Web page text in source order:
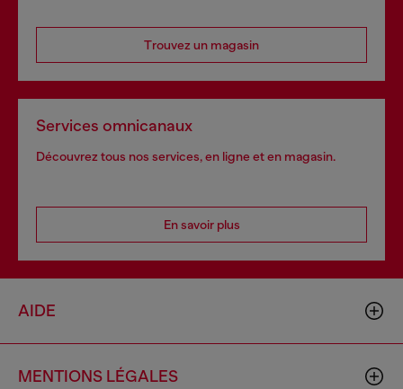
Trouvez un magasin
Services omnicanaux
Découvrez tous nos services, en ligne et en magasin.
En savoir plus
AIDE
MENTIONS LÉGALES